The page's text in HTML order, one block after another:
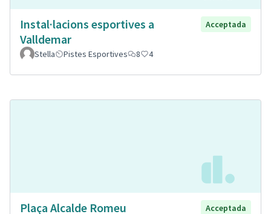
Instal·lacions esportives a
Valldemar
Acceptada
Stella Pistes Esportives 8 4
Plaça Alcalde Romeu Acceptada